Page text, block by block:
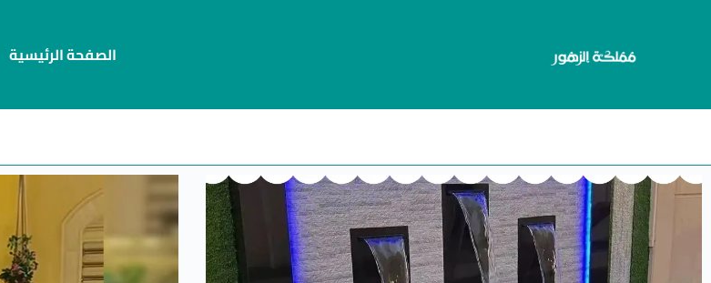
الصفحة الرئيسية
مقالات/ شلالات ونوافير